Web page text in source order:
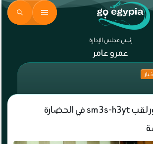
رئيس مجلس الإدارة
عمرو عامر
باحث يكشف دور لقب sm3s-h3yt في الحضارة